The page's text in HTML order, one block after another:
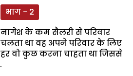
भाग - 2
नागेश के कम सैलरी से परिवार
चलता था वह अपने परिवार के लिए
हर वो कुछ करना चाहता था जिससे